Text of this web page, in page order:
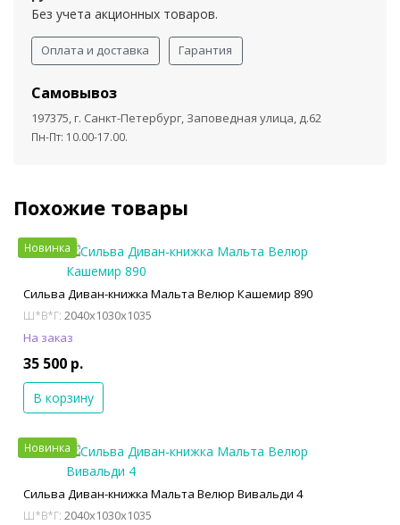
Без учета акционных товаров.
Оплата и доставка Гарантия
Самовывоз
197375, г. Санкт-Петербург, Заповедная улица, д.62
Пн-Пт: 10.00-17.00.
Похожие товары
Новинка
Сильва Диван-книжка Мальта Велюр Кашемир 890
Ш*В*Г: 2040x1030x1035
На заказ
35 500 р.
В корзину
Новинка
Сильва Диван-книжка Мальта Велюр Вивальди 4
Ш*В*Г: 2040x1030x1035